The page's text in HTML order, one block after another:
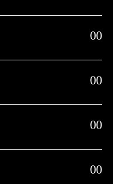
00
00
00
00